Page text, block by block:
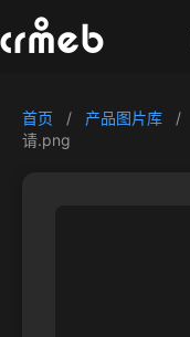
首页 / 产品图片库 /
请.png